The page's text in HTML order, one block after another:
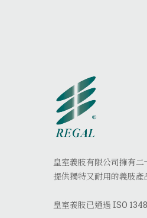
皇室義肢有限公司擁有
提供獨特又耐用的義肢產
皇室義肢已通過 ISO